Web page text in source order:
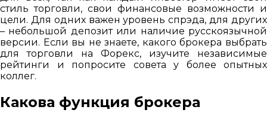
стиль торговли, свои финансовые возможности и
цели. Для одних важен уровень спрэда, для других
– небольшой депозит или наличие русскоязычной
версии. Если вы не знаете, какого брокера выбрать
для торговли на Форекс, изучите независимые
рейтинги и попросите совета у более опытных
коллег.
Какова функция брокера